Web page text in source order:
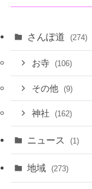
さんぽ道 (274)
お寺 (106)
その他 (9)
神社 (162)
ニュース (1)
地域 (273)